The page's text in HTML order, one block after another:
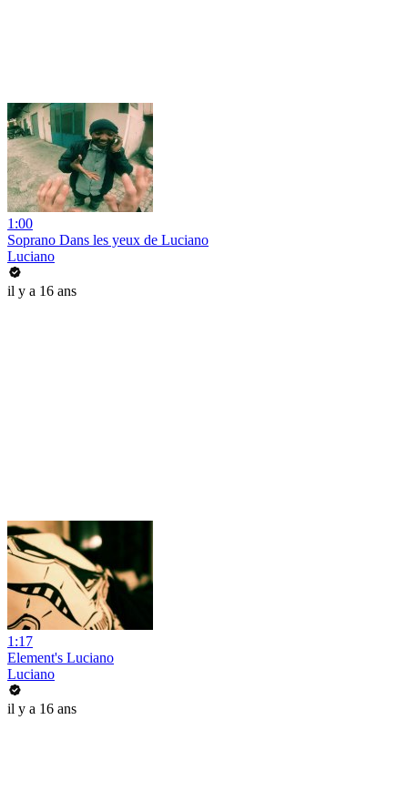
1:00
Soprano Dans les yeux de Luciano
Luciano
il y a 16 ans
1:17
Element's Luciano
Luciano
il y a 16 ans